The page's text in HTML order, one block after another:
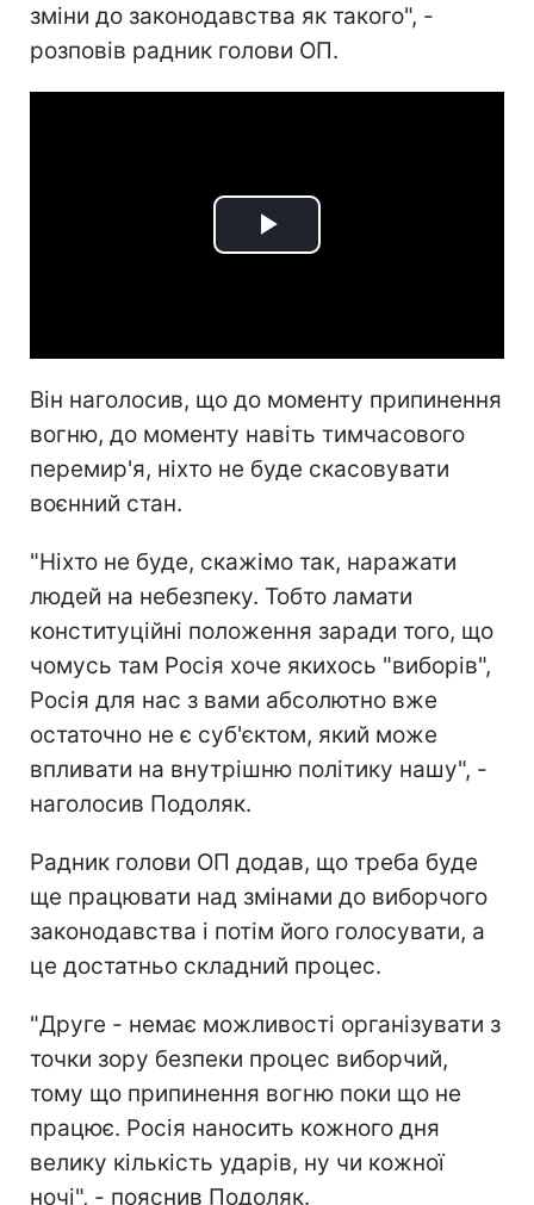
зміни до законодавства як такого", -
розповів радник голови ОП.
Play
Він наголосив, що до моменту припинення
вогню, до моменту навіть тимчасового
перемир'я, ніхто не буде скасовувати
воєнний стан.
"Ніхто не буде, скажімо так, наражати
людей на небезпеку. Тобто ламати
конституційні положення заради того, що
чомусь там Росія хоче якихось "виборів",
Росія для нас з вами абсолютно вже
остаточно не є суб'єктом, який може
впливати на внутрішню політику нашу", -
наголосив Подоляк.
Радник голови ОП додав, що треба буде
ще працювати над змінами до виборчого
законодавства і потім його голосувати, а
це достатньо складний процес.
"Друге - немає можливості організувати з
точки зору безпеки процес виборчий,
тому що припинення вогню поки що не
працює. Росія наносить кожного дня
велику кількість ударів, ну чи кожної
ночі", - пояснив Подоляк.